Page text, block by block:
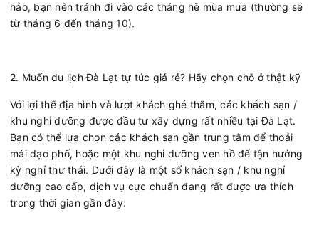
hảo, bạn nên tránh đi vào các tháng hè mùa mưa (thường sẽ
từ tháng 6 đến tháng 10).
2. Muốn du lịch Đà Lạt tự túc giá rẻ? Hãy chọn chỗ ở thật kỹ
Với lợi thế địa hình và lượt khách ghé thăm, các khách sạn /
khu nghỉ dưỡng được đầu tư xây dựng rất nhiều tại Đà Lạt.
Bạn có thể lựa chọn các khách sạn gần trung tâm để thoải
mái dạo phố, hoặc một khu nghỉ dưỡng ven hồ để tận hưởng
kỳ nghỉ thư thái. Dưới đây là một số khách sạn / khu nghỉ
dưỡng cao cấp, dịch vụ cực chuẩn đang rất được ưa thích
trong thời gian gần đây: